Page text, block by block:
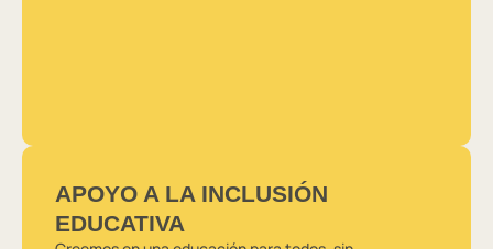
APOYO A LA INCLUSIÓN
EDUCATIVA